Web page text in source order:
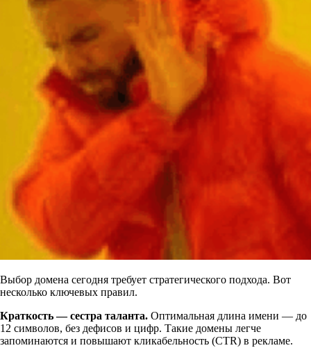
Выбор домена сегодня требует стратегического подхода. Вот
несколько ключевых правил.
Краткость — сестра таланта. Оптимальная длина имени — до
12 символов, без дефисов и цифр. Такие домены легче
запоминаются и повышают кликабельность (CTR) в рекламе.